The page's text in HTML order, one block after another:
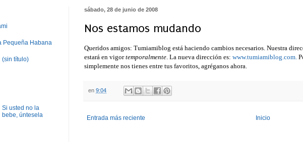
sábado, 28 de junio de 2008
Nos estamos mudando
Queridos amigos: Tumiamiblog está haciendo cambios necesarios. Nuestra
estará en vigortemporalmente . La nueva dirección es: www.tumiamiblog.com.
simplemente nos tienes entre tus favoritos, agréganos ahora.
en 9:04
Entrada más reciente Inicio
Pequeña Habana
(sin título)
Si usted no la
bebe, úntesela